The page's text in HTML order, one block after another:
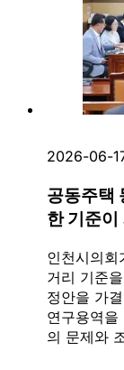
2026-06-
공동주택
한 기준이
인천시의
거리 기준
정안을 가
연구용역
의 문제와